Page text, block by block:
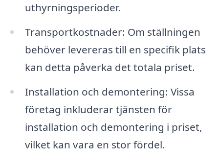
uthyrningsperioder.
Transportkostnader: Om ställningen
behöver levereras till en specifik plats
kan detta påverka det totala priset.
Installation och demontering: Vissa
företag inkluderar tjänsten för
installation och demontering i priset,
vilket kan vara en stor fördel.